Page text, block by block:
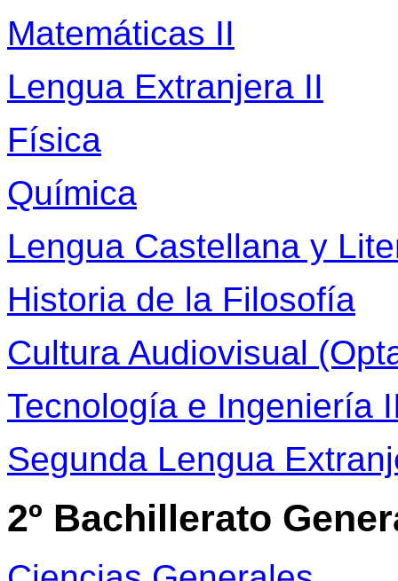
Matemáticas II
Lengua Extranjera II
Física
Química
Lengua Castellana y
Historia de la Filosofía
Cultura Audiovisual
Tecnología e Ingeniería
Segunda Lengua
2º Bachillerato